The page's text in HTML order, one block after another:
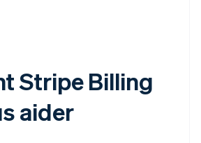
Stripe Billing
aider